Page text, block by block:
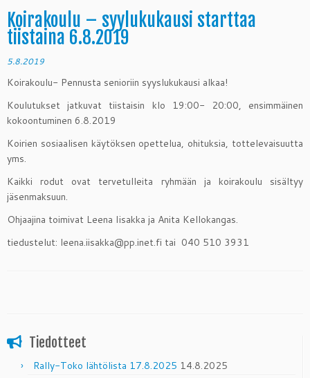
Koirakoulu – syylukukausi starttaa
tiistaina 6.8.2019
5.8.2019
Koirakoulu- Pennusta senioriin syyslukukausi alkaa!
Koulutukset jatkuvat tiistaisin klo 19:00- 20:00, ensimmäinen
kokoontuminen 6.8.2019
Koirien sosiaalisen käytöksen opettelua, ohituksia, tottelevaisuutta
yms.
Kaikki rodut ovat tervetulleita ryhmään ja koirakoulu sisältyy
jäsenmaksuun.
Ohjaajina toimivat Leena Iisakka ja Anita Kellokangas.
tiedustelut: leena.iisakka@pp.inet.fi tai 040 510 3931
Tiedotteet
Rally-Toko lähtölista 17.8.2025 14.8.2025